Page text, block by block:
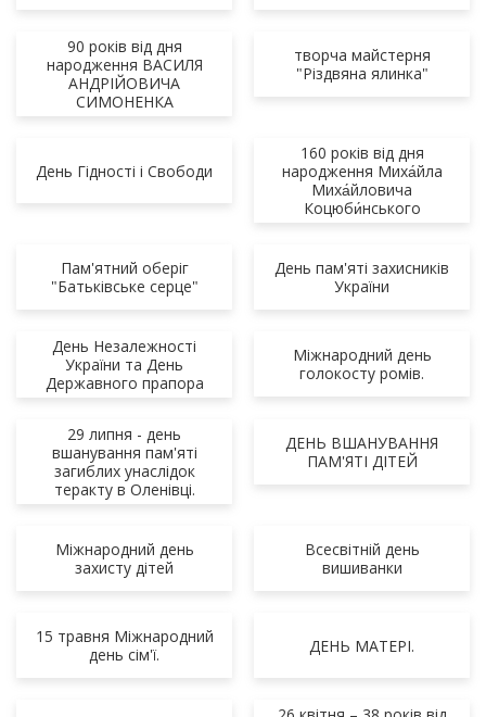
90 років від дня
народження ВАСИЛЯ
АНДРІЙОВИЧА
СИМОНЕНКА
творча майстерня
"Різдвяна ялинка"
День Гідності і Свободи
160 років від дня
народження Миха́йла
Миха́йловича
Коцюби́нського
Пам'ятний оберіг
"Батьківське серце"
День пам'яті захисників
України
День Незалежності
України та День
Державного прапора
Міжнародний день
голокосту ромів.
29 липня - день
вшанування пам'яті
загиблих унаслідок
теракту в Оленівці.
ДЕНЬ ВШАНУВАННЯ
ПАМ'ЯТІ ДІТЕЙ
Міжнародний день
захисту дітей
Всесвітній день
вишиванки
15 травня Міжнародний
день сім'ї.
ДЕНЬ МАТЕРІ.